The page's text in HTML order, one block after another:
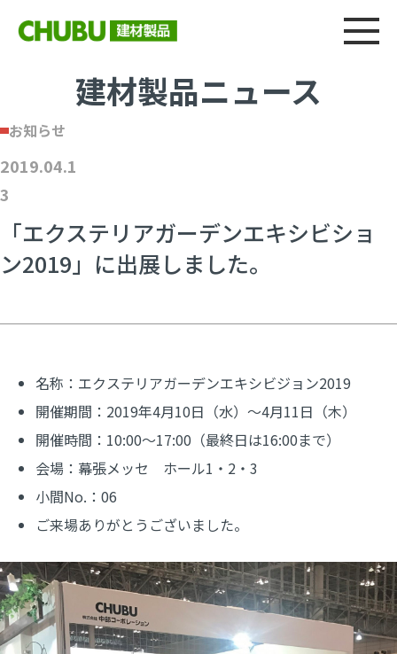
総合
建材製品ニュース
お知らせ
2019.04.1
3
「エクステリアガーデンエキシビショ
ン2019」に出展しました。
名称： エクステリアガーデンエキシビジョン2019
開催期間：2019年4月10日（水）～4月11日（木）
開催時間：10:00～17:00（最終日は16:00まで）
会場：幕張メッセ ホール1・2・3
小間No.：06
ご来場ありがとうございました。